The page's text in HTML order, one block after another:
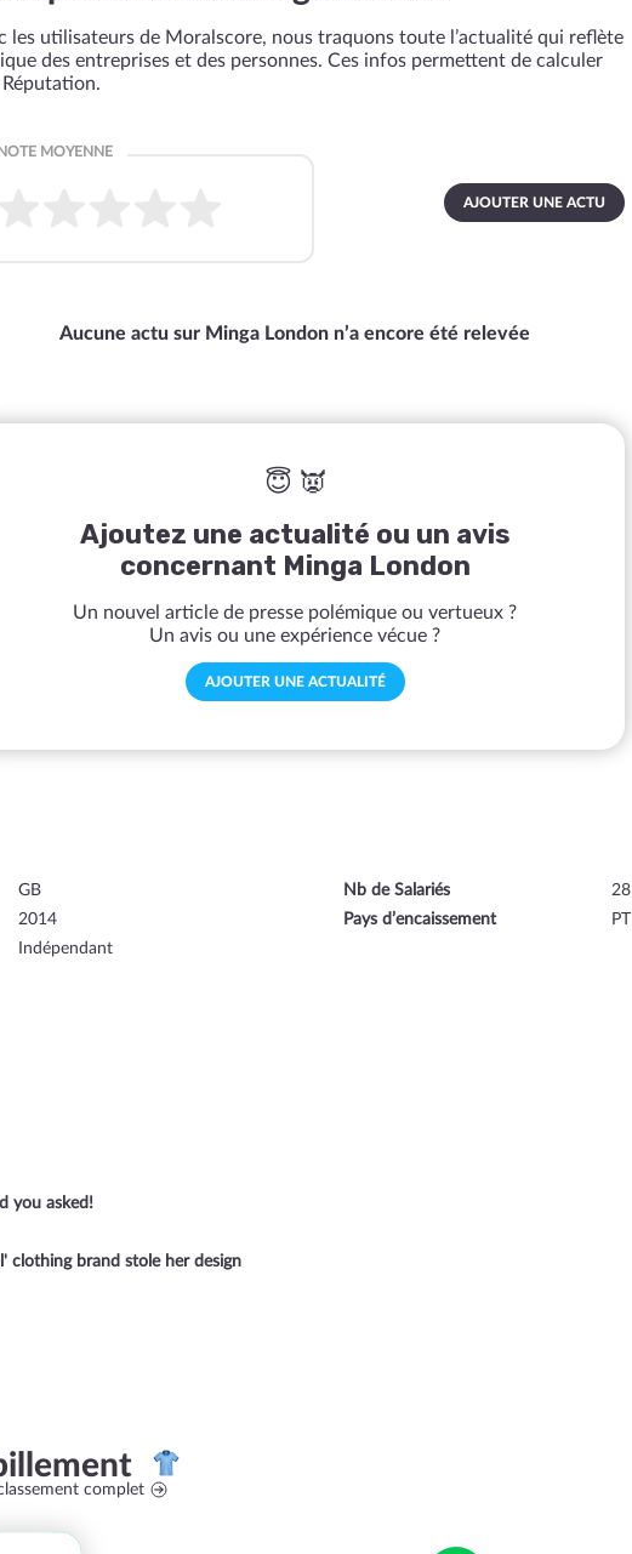
les utilisateurs de Moralscore, nous traquons toute l’actualité qui reflète
des entreprises et des personnes. Ces infos permettent de calculer
Réputation.
AJOUTER UNE ACTU
Aucune actu sur Minga London n’a encore été relevée
😇 👿
Ajoutez une actualité ou un avis
concernant Minga London
Un nouvel article de presse polémique ou vertueux ?
Un avis ou une expérience vécue ?
AJOUTER UNE ACTUALITÉ
GB
2014
Indépendant
Nb de Salariés
28
Pays d’encaissement
PT
you asked!
clothing brand stole her design
complet